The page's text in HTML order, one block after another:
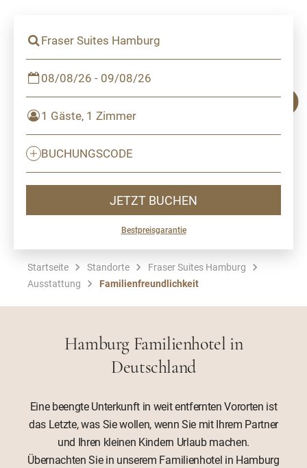
Fraser Suites Hamburg
08/08/26 - 09/08/26
1 Gäste, 1 Zimmer
BUCHUNGSCODE
JETZT BUCHEN
Bestpreisgarantie
Startseite Standorte
Fraser Suites Hamburg
Ausstattung
Familienfreundlichkeit
Hamburg Familienhotel in
Deutschland
Eine beengte Unterkunft in weit entfernten Vororten ist
das Letzte, was Sie wollen, wenn Sie mit Ihrem Partner
und Ihren kleinen Kindern Urlaub machen.
Übernachten Sie in unserem Familienhotel in Hamburg